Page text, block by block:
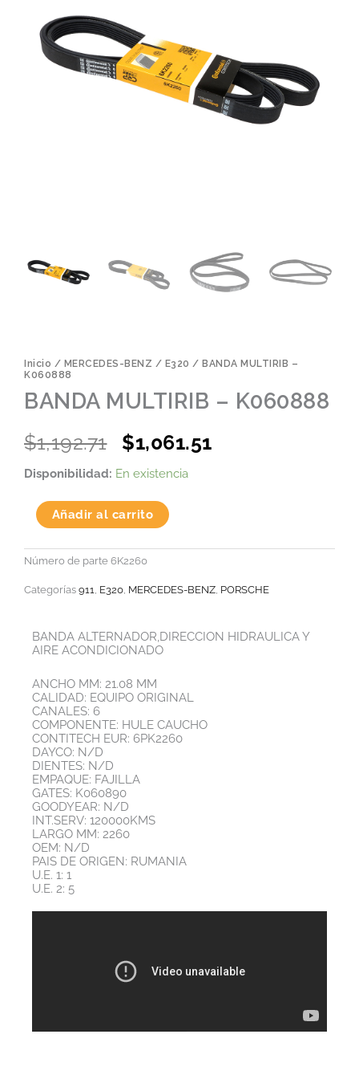
Inicio / MERCEDES-BENZ / E320 / BANDA MULTIRIB –
K060888
BANDA MULTIRIB – K060888
$1,192.71
Original
price
$1,192.71.
$1,061.51Current
Disponibilidad: En existencia
BANDA
K060888
cantidad
Añadir al carrito
Número de parte 6K2260
Categorías 911, E320, MERCEDES-BENZ, PORSCHE
BANDA ALTERNADOR,DIRECCION HIDRAULICA Y
AIRE ACONDICIONADO
ANCHO MM: 21.08 MM
CALIDAD: EQUIPO ORIGINAL
CANALES: 6
COMPONENTE: HULE CAUCHO
CONTITECH EUR: 6PK2260
DAYCO: N/D
DIENTES: N/D
EMPAQUE: FAJILLA
GATES: K060890
GOODYEAR: N/D
INT.SERV: 120000KMS
LARGO MM: 2260
OEM: N/D
PAIS DE ORIGEN: RUMANIA
U.E. 1: 1
U.E. 2: 5